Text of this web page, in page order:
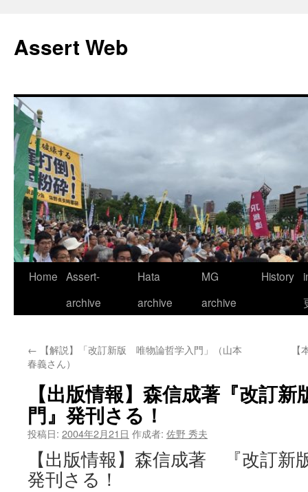
テ
ン
ス
キ
ッ
プ
Assert Web
Home Assert-
archive
Hata
archive
MG
archive
History
← 【解説】「改訂新版 唯物論哲学入門」（山本
春義さん）
【出版情報】森信成著『改訂
門』発刊さる！
投稿日: 2004年2月21日 作成者: 佐野 秀夫
【出版情報】森信成著 『改訂新
発刊さる！